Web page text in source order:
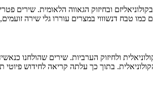
במאבק בקולוניאליזם ובחיזוק הגאווה הלאומית.
טבח דנשוווי במצרים עוררו גלי שירה
ולחיזוק הערביות. שירים שהולחנו
בתוך כך עלתה קריאה לחידוש פיוטי